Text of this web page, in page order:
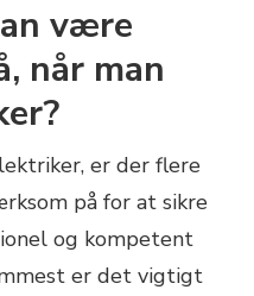
være
når man
er der flere
på for at sikre
og kompetent
er det vigtigt